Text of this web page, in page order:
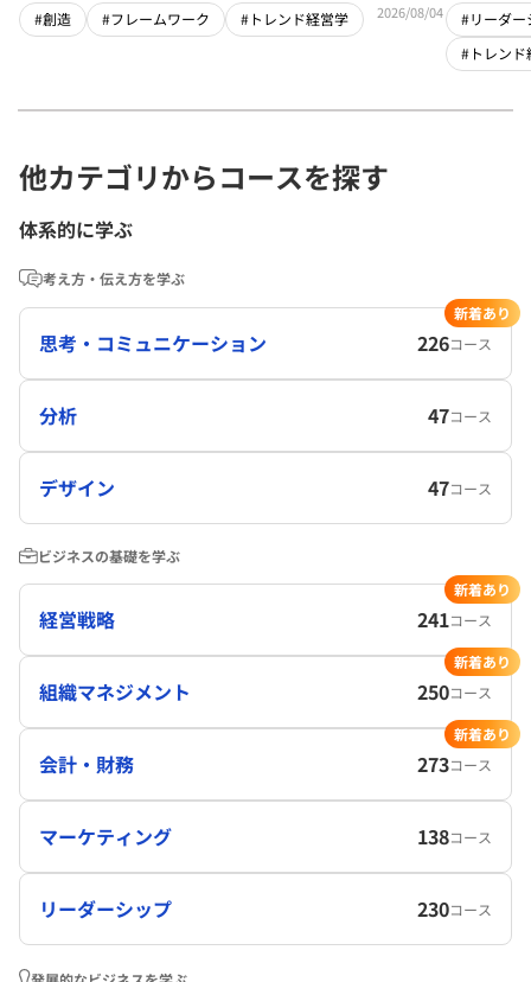
#創造 #フレームワーク #トレンド経営学 2026/08/04
#リーダー
#トレンド
他カテゴリからコースを探す
体系的に学ぶ
考え方・伝え方を学ぶ
思考・コミュニケーション 226コース
新着あり
分析 47コース
デザイン 47コース
ビジネスの基礎を学ぶ
経営戦略 241コース
新着あり
組織マネジメント 250コース
新着あり
会計・財務 273コース
新着あり
マーケティング 138コース
リーダーシップ 230コース